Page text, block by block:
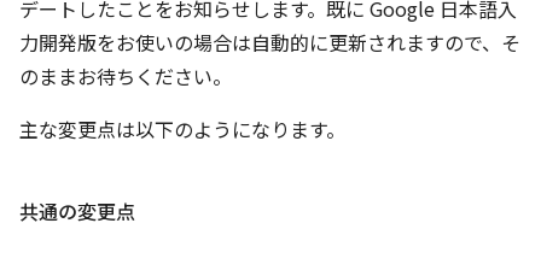
デートしたことをお知らせします。既に Google 日本語入
力開発版をお使いの場合は自動的に更新されますので、そ
のままお待ちください。
主な変更点は以下のようになります。
共通の変更点